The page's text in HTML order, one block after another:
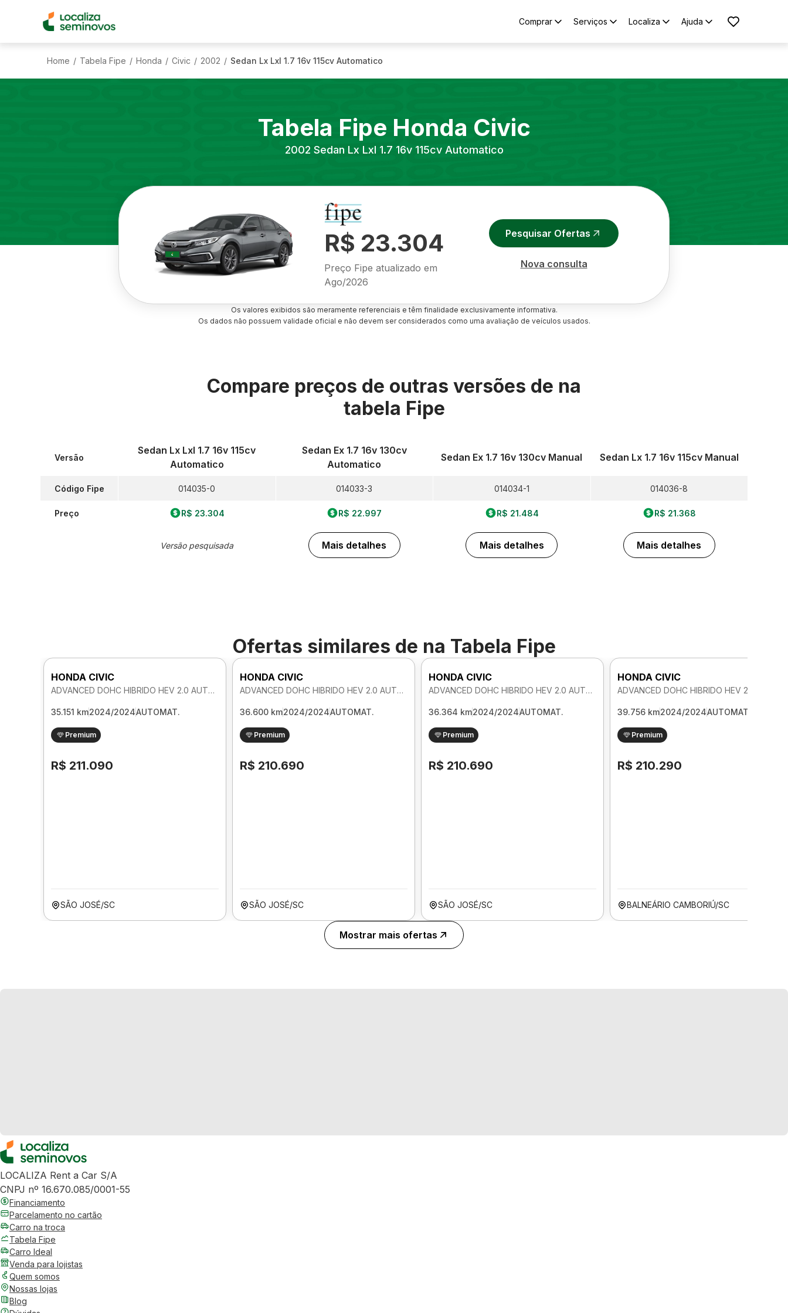
Comprar Serviços Localiza Ajuda
Home / Tabela Fipe / Honda / Civic / 2002 / Sedan Lx Lxl 1.7 16v 115cv Automatico
Tabela Fipe Honda Civic
2002 Sedan Lx Lxl 1.7 16v 115cv Automatico
R$ 23.304
Preço Fipe atualizado em
Ago/2026
Pesquisar Ofertas
Nova consulta
Os valores exibidos são meramente referenciais e têm finalidade exclusivamente informativa.
Os dados não possuem validade oficial e não devem ser considerados como uma avaliação de veículos usados.
Compare preços de outras versões de na
tabela Fipe
Versão
Código Fipe
Preço
Sedan Lx Lxl 1.7 16v 115cv
Automatico
014035-0
R$ 23.304
Versão pesquisada
Sedan Ex 1.7 16v 130cv
Automatico
014033-3
R$ 22.997
Mais detalhes
Sedan Ex 1.7 16v 130cv Manual
014034-1
R$ 21.484
Mais detalhes
Sedan Lx 1.7 16v 115cv Manual
014036-8
R$ 21.368
Mais detalhes
Ofertas similares de na Tabela Fipe
HONDA CIVIC
ADVANCED DOHC HIBRIDO HEV 2.0 AUTOMATICO
35.151 km2024/2024AUTOMAT.
Premium
R$ 211.090
SÃO JOSÉ/SC
HONDA CIVIC
ADVANCED DOHC HIBRIDO HEV 2.0 AUTOMATICO
36.600 km2024/2024AUTOMAT.
Premium
R$ 210.690
SÃO JOSÉ/SC
HONDA CIVIC
ADVANCED DOHC HIBRIDO HEV 2.0 AUTOMATICO
36.364 km2024/2024AUTOMAT.
Premium
R$ 210.690
SÃO JOSÉ/SC
HONDA CIVIC
39.756 km2024/2024AUTOMAT.
Premium
R$ 210.290
BALNEÁRIO CAMBORIÚ/SC
Mostrar mais ofertas
LOCALIZA Rent a Car S/A
CNPJ nº 16.670.085/0001-55
Financiamento
Parcelamento no cartão
Carro na troca
Tabela Fipe
Carro Ideal
Venda para lojistas
Quem somos
Nossas lojas
Blog